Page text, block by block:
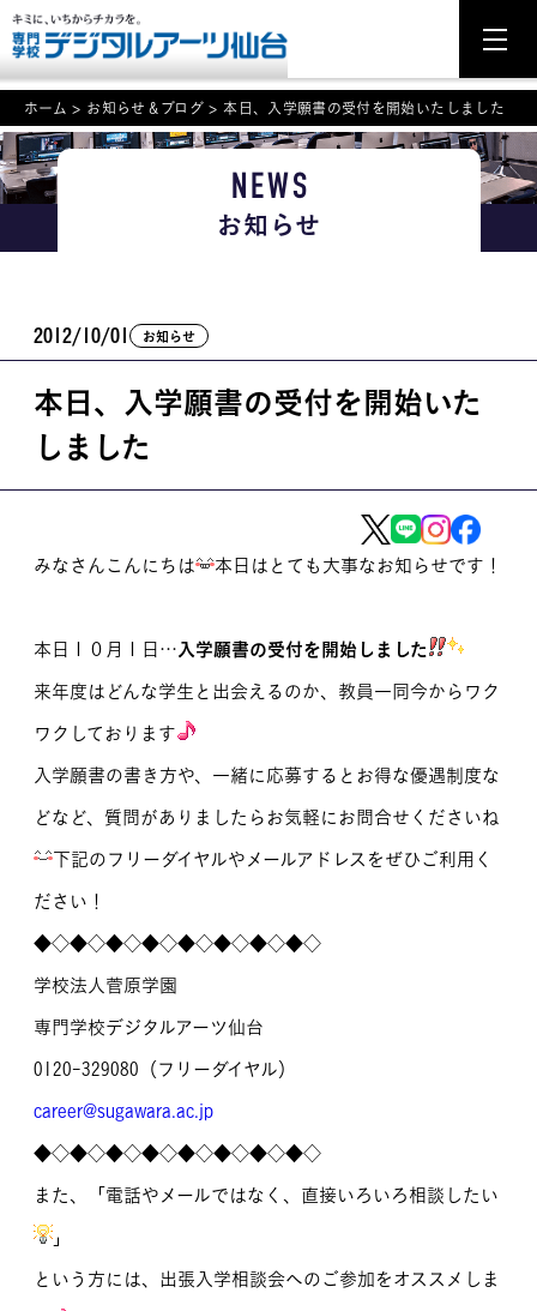
NEWS
学科・専攻案内
学校案内
就職・資格
MOVIE
留学生のみなさま
保護者のみなさま
企業のみなさま
卒業生のみなさま
資料請求
お問い合わせ
交通アクセス
よくある質問
個人情報保護
ホーム > お知らせ＆ブログ >本日、入学願書の受付を開始いたしました
NEWS
お知らせ
2012/10/01 お知らせ
本日、入学願書の受付を開始いた
しました
みなさんこんにちは 本日はとても大事なお知らせです！
本日１０月１日… 入学願書の受付を開始しました
来年度はどんな学生と出会えるのか、教員一同今からワク
ワクしております
入学願書の書き方や、一緒に応募するとお得な優遇制度な
どなど、質問がありましたらお気軽にお問合せくださいね
下記のフリーダイヤルやメールアドレスをぜひご利用く
ださい！
◆◇◆◇◆◇◆◇◆◇◆◇◆◇◆◇
学校法人菅原学園
専門学校デジタルアーツ仙台
0120-329080（フリーダイヤル）
career@sugawara.ac.jp
◆◇◆◇◆◇◆◇◆◇◆◇◆◇◆◇
また、「電話やメールではなく、直接いろいろ相談したい
」
という方には、出張入学相談会へのご参加をオススメしま